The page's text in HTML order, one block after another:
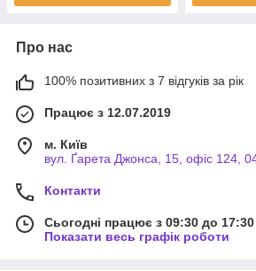
Про нас
100% позитивних з 7 відгуків за рік
Працює з 12.07.2019
м. Київ
вул. Ґарета Джонса, 15, офіс 124,
Контакти
Сьогодні працює з 09:30 до 17:30
Показати весь графік роботи